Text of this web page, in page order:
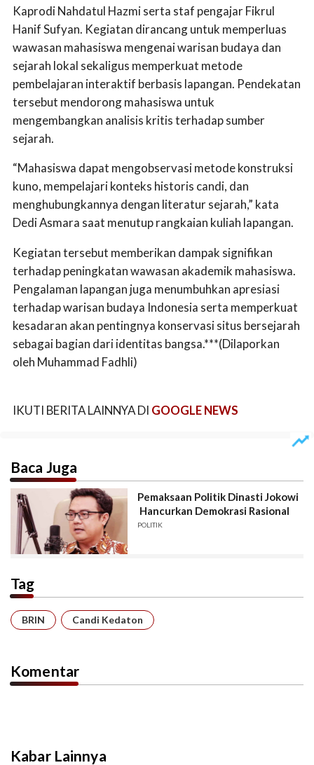
Kaprodi Nahdatul Hazmi serta staf pengajar Fikrul
Hanif Sufyan. Kegiatan dirancang untuk memperluas
wawasan mahasiswa mengenai warisan budaya dan
sejarah lokal sekaligus memperkuat metode
pembelajaran interaktif berbasis lapangan. Pendekatan
tersebut mendorong mahasiswa untuk
mengembangkan analisis kritis terhadap sumber
sejarah.
“Mahasiswa dapat mengobservasi metode konstruksi
kuno, mempelajari konteks historis candi, dan
menghubungkannya dengan literatur sejarah,” kata
Dedi Asmara saat menutup rangkaian kuliah lapangan.
Kegiatan tersebut memberikan dampak signifikan
terhadap peningkatan wawasan akademik mahasiswa.
Pengalaman lapangan juga menumbuhkan apresiasi
terhadap warisan budaya Indonesia serta memperkuat
kesadaran akan pentingnya konservasi situs bersejarah
sebagai bagian dari identitas bangsa.***(Dilaporkan
oleh Muhammad Fadhli)
IKUTI BERITA LAINNYA DI GOOGLE NEWS
Baca Juga
Pemaksaan Politik Dinasti Jokowi
Hancurkan Demokrasi Rasional
POLITIK
Tag
BRIN Candi Kedaton
Komentar
Kabar Lainnya